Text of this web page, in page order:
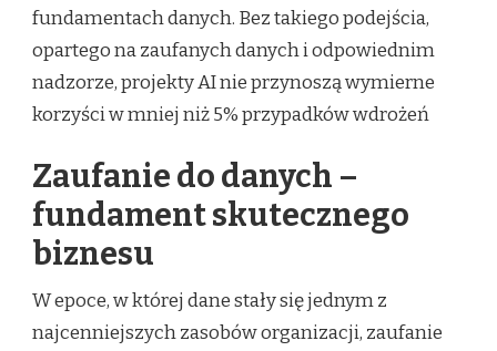
fundamentach danych. Bez takiego podejścia,
opartego na zaufanych danych i odpowiednim
nadzorze, projekty AI nie przynoszą wymierne
korzyści w mniej niż 5% przypadków wdrożeń
Zaufanie do danych –
fundament skutecznego
biznesu
W epoce, w której dane stały się jednym z
najcenniejszych zasobów organizacji, zaufanie